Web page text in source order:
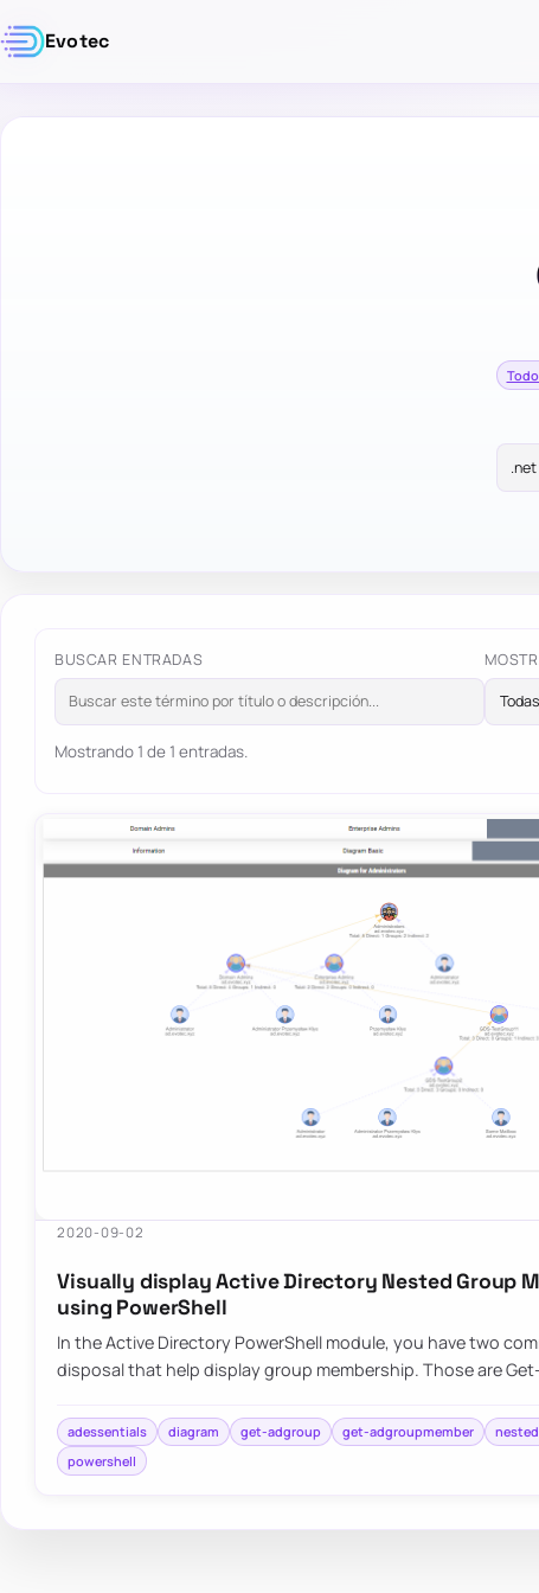
Evotec
BUSCAR ENTRADAS
Mostrando 1 de 1 entradas.
2020-09-02
Visually display Active Directory Nested Group
using PowerShell
In the Active Directory PowerShell module, you have two
disposal that help display group membership. Those are
adessentials diagram get-adgroup get-adgroupmember
powershell